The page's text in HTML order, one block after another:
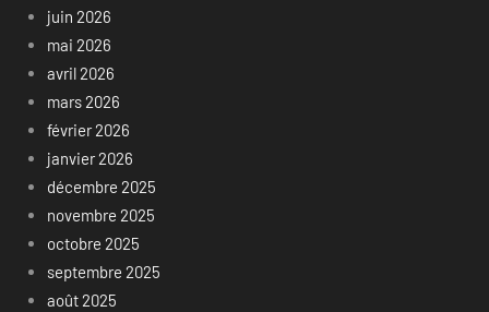
juin 2026
mai 2026
avril 2026
mars 2026
février 2026
janvier 2026
décembre 2025
novembre 2025
octobre 2025
septembre 2025
août 2025